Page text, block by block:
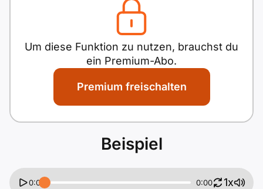
Um diese Funktion zu nutzen, brauchst du
ein Premium-Abo.
Premium freischalten
Beispiel
0:00 0:00 1x